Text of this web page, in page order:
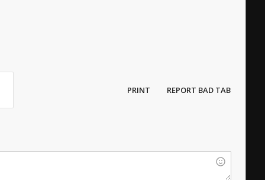
PRINT REPORT BAD TAB